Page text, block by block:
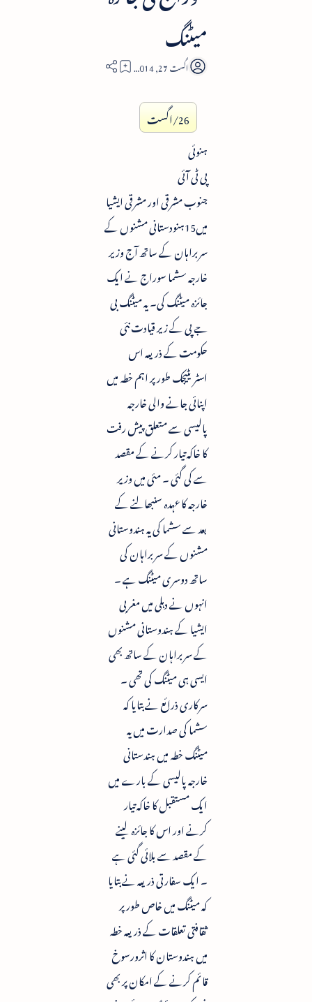
میٹنگ
2
26/اگست
ہنوئی
پی ٹی آئی
جنوب مشرقی اور مشرقی ایشیا
میں15ہنودستانی مشنوں کے
سربراہان کے ساتھ آج وزیر
خارجہ سشما سوراج نے ایک
جائزہ میٹنگ کی۔ یہ میٹنگ بی
جے پی کے زیر قیادت نئی
حکومت کے ذریعہ اس
اسٹریٹیجک طور پر اہم خطہ میں
اپنائی جانے والی خارجہ
پالیسی سے متعلق پیش رفت
کا خاکہ تیار کرنے کے مقصد
سے کی گئی ۔ مئی میں وزیر
خارجہ کا عہدہ سنبھالنے کے
بعد سے سشما کی یہ ہندوستانی
مشنوں کے سربراہان کی
ساتھ دوسری میٹنگ ہے ۔
انہوں نے دہلی میں مغربی
ایشیا کے ہندوستانی مشنوں
کے سربراہان کے ساتھ بھی
ایسی ہی میٹنگ کی تھی ۔
سرکاری ذرائع نے بتایا کہ
سشما کی صدارت میں یہ
میٹنگ خطہ میں ہندستانی
خارجہ پالیسی کے بارے میں
ایک مستقبل کا خاکہ تیار
کرنے اور اس کا جائزہ لینے
کے مقصد سے بلائی گئی ہے
۔ ایک سفارتی ذریعہ نے بتایا
کہ میٹنگ میں خاص طور پر
ثقافتی تعلقات کے ذریعہ خطہ
میں ہندوستان کا اثرورسوخ
قائم کرنے کے امکان پر بھی